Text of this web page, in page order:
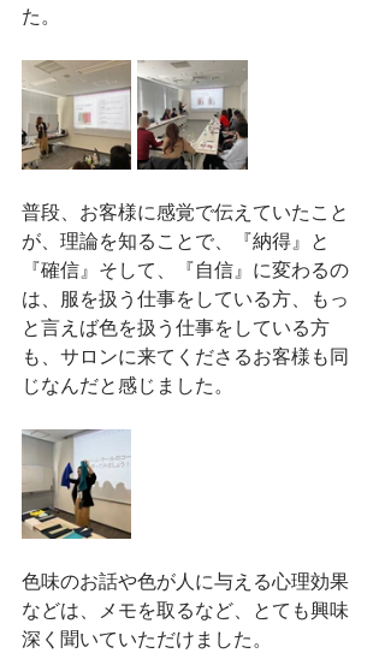
た。
普段、お客様に感覚で伝えていたこと
が、理論を知ることで、『納得』と
『確信』そして、『自信』に変わるの
は、服を扱う仕事をしている方、もっ
と言えば色を扱う仕事をしている方
も、サロンに来てくださるお客様も同
じなんだと感じました。
色味のお話や色が人に与える心理効果
などは、メモを取るなど、とても興味
深く聞いていただけました。